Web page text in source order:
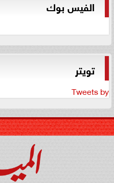
الفيس بوك
تويتر
Tweets by